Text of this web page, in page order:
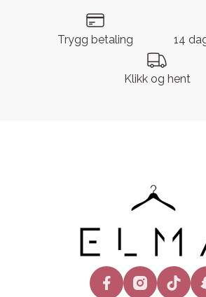
Trygg betaling 14
Klikk og hent
facebookinstagramtiktok